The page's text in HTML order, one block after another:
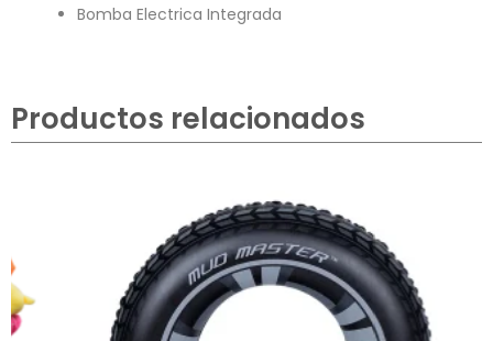
Bomba Electrica Integrada
Productos relacionados